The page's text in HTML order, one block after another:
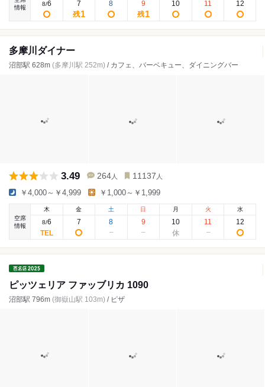
情報
8/6
7
残1
8
9
残1
10 11 12
多摩川ダイナー
沼部駅 628m (多摩川駅 252m) / カフェ、バーベキュー、ダイニングバー
3.49 264 人 11137 人
￥4,000～￥4,999 ￥1,000～￥1,999
空席
情報
木
8/6
金
7
土
8
日
9
月
10
火
11
水
12
ピッツェリア ファッブリカ 1090
沼部駅 796m (御嶽山駅 103m) / ピザ